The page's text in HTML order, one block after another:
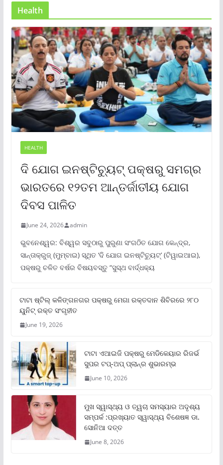
Health
HEALTH
ଦି ଯୋଗ ଇନଷ୍ଟିଚ୍ୟୁଟ୍ ପକ୍ଷରୁ ସମଗ୍ର
ଭାରତରେ ୧୨ତମ ଆନ୍ତର୍ଜାତୀୟ ଯୋଗ
ଦିବସ ପାଳିତ
June 24, 2026 admin
ଭୁବନେଶ୍ୱର: ବିଶ୍ୱର ସବୁଠାରୁ ପୁରୁଣା ସଂଗଠିତ ଯୋଗ କେନ୍ଦ୍ର,
ସାନ୍ତାକ୍ରୁଜ୍ (ମୁମ୍ବାଇ) ସ୍ଥିତ ‘ଦି ଯୋଗ ଇନଷ୍ଟିଚ୍ୟୁଟ୍‌’ (ଟିୱାଇଆଇ),
ପକ୍ଷରୁ ଚଳିତ ବର୍ଷର ବିଷୟବସ୍ତୁ “ସୁସ୍ଥ ବାର୍ଦ୍ଧକ୍ୟ
ଟାଟା ଷ୍ଟିଲ୍‌ କଳିଙ୍ଗନଗର ପକ୍ଷରୁ ମେଗା ରକ୍ତଦାନ ଶିବିରରେ ୨୮୦
ୟୁନିଟ୍‌ ରକ୍ତ ସଂଗୃହୀତ
June 19, 2026
ଟାଟା ଏଆଇଜି ପକ୍ଷରୁ ମେଡିକେୟାର ରିଜର୍ଭ
ସୁପର ଟପ୍‌-ଅପ୍ ପ୍ଲାନ୍‌ର ଶୁଭାରମ୍ଭ
June 10, 2026
ମୁଖ ସ୍ୱାସ୍ଥ୍ୟ ଓ ତ୍ୱଚା ସମସ୍ୟାର ଅଦୃଶ୍ୟ
ସମ୍ପର୍କ :ପ୍ରଖ୍ୟାତ ସ୍ୱାସ୍ଥ୍ୟ ବିଶେଷଜ୍ଞ ଡା.
ସୋନିଆ ଦତ୍ତ
June 8, 2026